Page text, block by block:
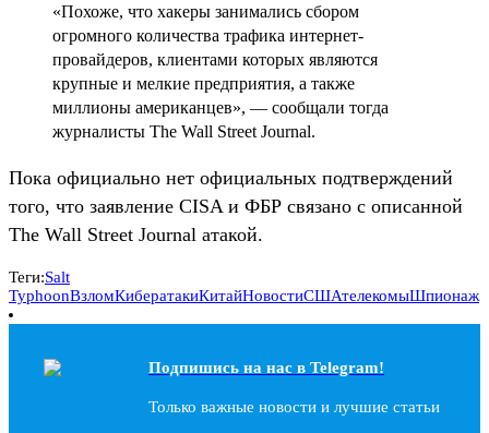
«Похоже, что хакеры занимались сбором
огромного количества трафика интернет-
провайдеров, клиентами которых являются
крупные и мелкие предприятия, а также
миллионы американцев», — сообщали тогда
журналисты The Wall Street Journal.
Пока официально нет официальных подтверждений
того, что заявление CISA и ФБР связано с описанной
The Wall Street Journal атакой.
Теги:Salt
TyphoonВзломКибератакиКитайНовостиСШАтелекомыШпионаж
Подпишись на наc в Telegram!
Только важные новости и лучшие статьи